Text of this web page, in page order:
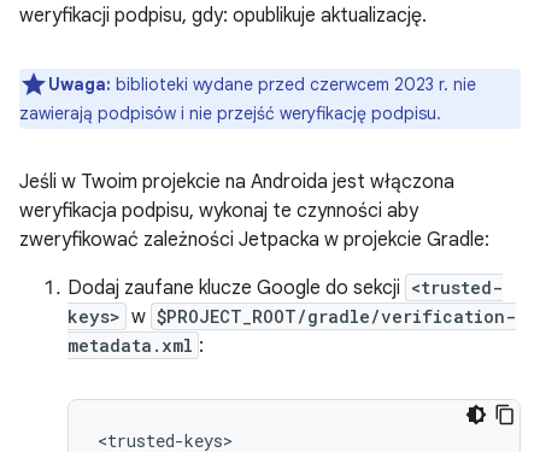
weryfikacji podpisu, gdy: opublikuje aktualizację.
Uwaga: biblioteki wydane przed czerwcem 2023 r. nie
zawierają podpisów i nie przejść weryfikację podpisu.
Jeśli w Twoim projekcie na Androida jest włączona
weryfikacja podpisu, wykonaj te czynności aby
zweryfikować zależności Jetpacka w projekcie Gradle:
Dodaj zaufane klucze Google do sekcji <trusted-
keys> w $PROJECT_ROOT/gradle/verification-
metadata.xml :